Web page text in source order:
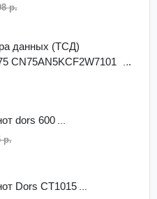
р.
данных (ТСД)
CN75AN5KCF2W7101
dors 600
р.
Dors CT1015